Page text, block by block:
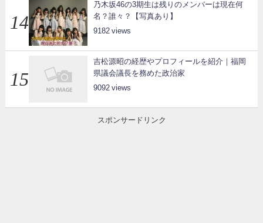
乃木坂46の3期生は残りのメンバーは現在何
名？誰々？【写真あり】
9182
吉松源昭の経歴やプロフィールを紹介｜福岡
県議会議長を務めた政治家
9092
スポンサードリンク